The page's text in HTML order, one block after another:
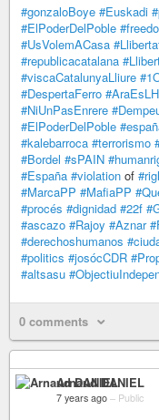
#gonzaloBoye #Euskadi
#ElPoderDelPoble
#UsVolemACasa
#republicacatalana
#viscaCatalunyaLliure
#DespertaFerro
#NiUnPasEnrere
#ElPoderDelPoble
#kalebarroca #terrorismo
#Bordel #sPAIN
#España #violation of
#MarcaPP #MafiaPP
#procés #dignidad #22f
#ascazo #Rajoy #Aznar
#derechoshumanos
#politics #josócCDR
#altsasu
0 comments
Arnaud DANIEL
7 years ago – Public